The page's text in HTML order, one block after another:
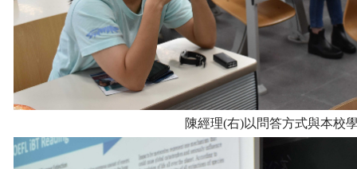
陳經理(右)以問答方式與本校